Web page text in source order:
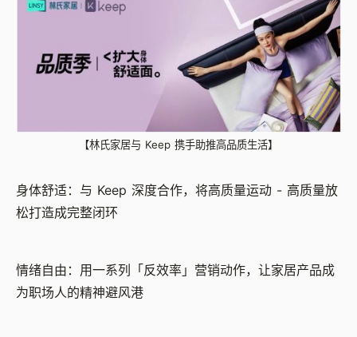
【林氏家居与 Keep 携手助推高品质生活】
身体舒适：与 Keep 深度合作，将高质量运动 - 高质量放
松打造成完整闭环
情绪自由：用一系列「反效率」营销动作，让家居产品成
为职场人的精神避风港